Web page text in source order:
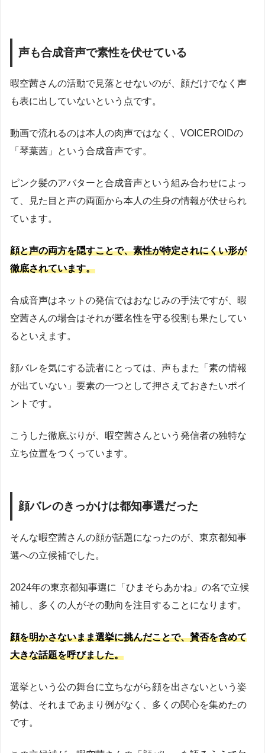
声も合成音声で素性を伏せている
暇空茜さんの活動で見落とせないのが、顔だけでなく声
も表に出していないという点です。
動画で流れるのは本人の肉声ではなく、VOICEROIDの
「琴葉茜」という合成音声です。
ピンク髪のアバターと合成音声という組み合わせによっ
て、見た目と声の両面から本人の生身の情報が伏せられ
ています。
顔と声の両方を隠すことで、素性が特定されにくい形が
徹底されています。
合成音声はネットの発信ではおなじみの手法ですが、暇
空茜さんの場合はそれが匿名性を守る役割も果たしてい
るといえます。
顔バレを気にする読者にとっては、声もまた「素の情報
が出ていない」要素の一つとして押さえておきたいポイ
ントです。
こうした徹底ぶりが、暇空茜さんという発信者の独特な
立ち位置をつくっています。
顔バレのきっかけは都知事選だった
そんな暇空茜さんの顔が話題になったのが、東京都知事
選への立候補でした。
2024年の東京都知事選に「ひまそらあかね」の名で立候
補し、多くの人がその動向を注目することになります。
顔を明かさないまま選挙に挑んだことで、賛否を含めて
大きな話題を呼びました。
選挙という公の舞台に立ちながら顔を出さないという姿
勢は、それまであまり例がなく、多くの関心を集めたの
です。